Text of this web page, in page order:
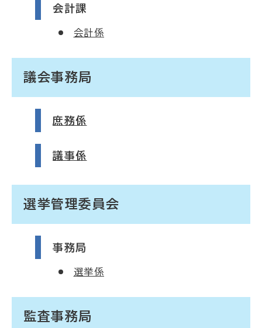
会計課
会計係
議会事務局
庶務係
議事係
選挙管理委員会
事務局
選挙係
監査事務局